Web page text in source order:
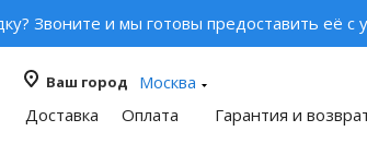
Звоните и мы готовы предоставить
Ваш город
Москва
Доставка
Оплата Гарантия и